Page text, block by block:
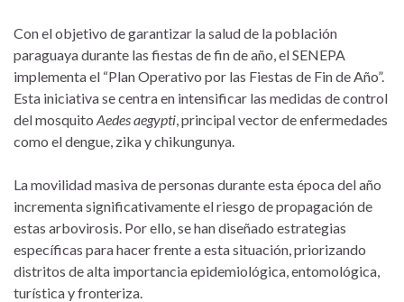
Con el objetivo de garantizar la salud de la población
paraguaya durante las fiestas de fin de año, el SENEPA
implementa el “Plan Operativo por las Fiestas de Fin de Año”.
Esta iniciativa se centra en intensificar las medidas de control
del mosquito Aedes aegypti, principal vector de enfermedades
como el dengue, zika y chikungunya.
La movilidad masiva de personas durante esta época del año
incrementa significativamente el riesgo de propagación de
estas arbovirosis. Por ello, se han diseñado estrategias
específicas para hacer frente a esta situación, priorizando
distritos de alta importancia epidemiológica, entomológica,
turística y fronteriza.